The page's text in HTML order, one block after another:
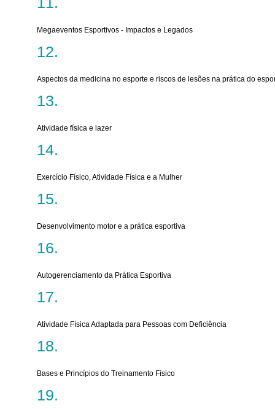
Megaeventos Esportivos - Impactos e Legados
Aspectos da medicina no esporte e riscos de lesões na prática do
Atividade física e lazer
Exercício Físico, Atividade Física e a Mulher
Desenvolvimento motor e a prática esportiva
Autogerenciamento da Prática Esportiva
Atividade Física Adaptada para Pessoas com Deficiência
Bases e Princípios do Treinamento Físico